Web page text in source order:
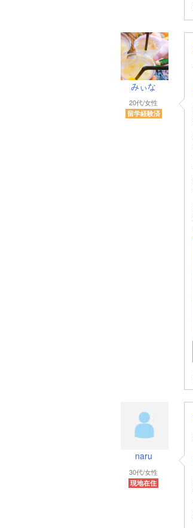
みぃな
20代/女性
留学経験済
naru
30代/女性
現地在住